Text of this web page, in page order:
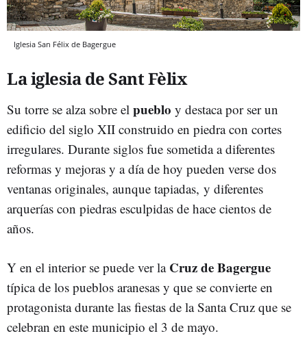
Iglesia San Félix de Bagergue
La iglesia de Sant Fèlix
Su torre se alza sobre el pueblo y destaca por ser un
edificio del siglo XII construido en piedra con cortes
irregulares. Durante siglos fue sometida a diferentes
reformas y mejoras y a día de hoy pueden verse dos
ventanas originales, aunque tapiadas, y diferentes
arquerías con piedras esculpidas de hace cientos de
años.
Y en el interior se puede ver la Cruz de Bagergue
típica de los pueblos aranesas y que se convierte en
protagonista durante las fiestas de la Santa Cruz que se
celebran en este municipio el 3 de mayo.